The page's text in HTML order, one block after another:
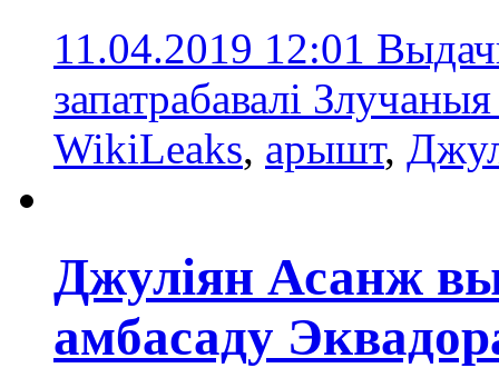
11.04.2019 12:01
запатрабавалі
WikiLeaks, арышт,
Джуліян Асанж
амбасаду